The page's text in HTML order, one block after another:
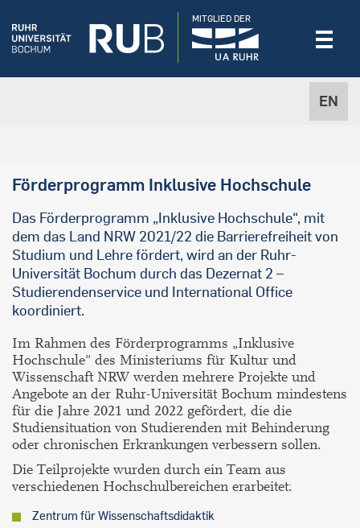
EN
MITGLIED DER
Förderprogramm Inklusive Hochschule
Das Förderprogramm „Inklusive Hochschule“, mit
dem das Land NRW 2021/22 die Barrierefreiheit von
Studium und Lehre fördert, wird an der Ruhr-
Universität Bochum durch das Dezernat 2 –
Studierendenservice und International Office
koordiniert.
Im Rahmen des Förderprogramms „Inklusive
Hochschule" des Ministeriums für Kultur und
Wissenschaft NRW werden mehrere Projekte und
Angebote an der Ruhr-Universität Bochum mindestens
für die Jahre 2021 und 2022 gefördert, die die
Studiensituation von Studierenden mit Behinderung
oder chronischen Erkrankungen verbessern sollen.
Die Teilprojekte wurden durch ein Team aus
verschiedenen Hochschulbereichen erarbeitet:
Zentrum für Wissenschaftsdidaktik